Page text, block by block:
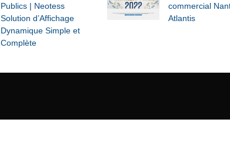
Publics | Neotess
Solution d’Affichage
Dynamique Simple et
Complète
commercial
Atlantis